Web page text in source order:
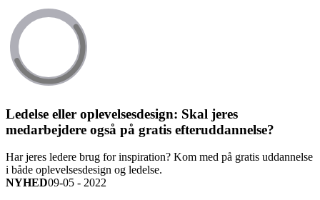
Ledelse eller oplevelsesdesign: Skal jeres
medarbejdere også på gratis efteruddannelse?
Har jeres ledere brug for inspiration? Kom med på gratis uddannelse
i både oplevelsesdesign og ledelse.
NYHED09-05 - 2022